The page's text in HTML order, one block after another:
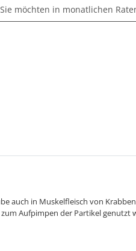
Sie möchten in monatlichen
auch in Muskelfleisch von
Aufpimpen der Partikel genutzt